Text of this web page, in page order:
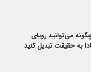
می‌توانید رویای
به حقیقت تبدیل کنید